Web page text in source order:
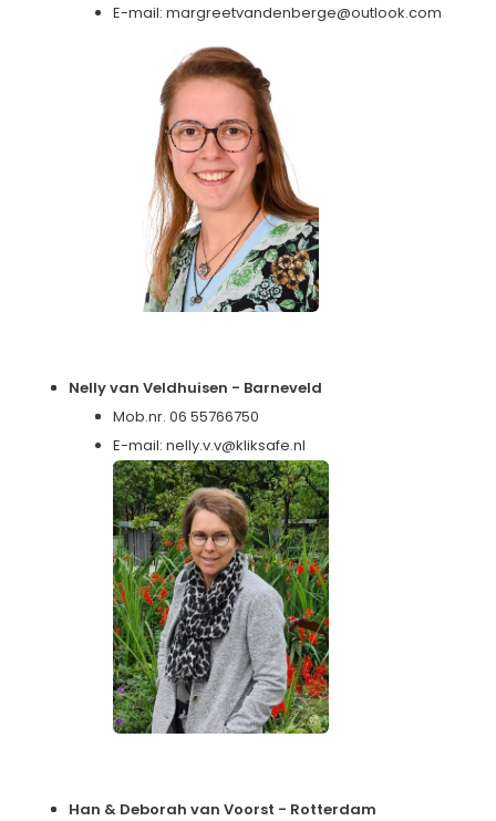
E-mail:margreetvandenberge@outlook.com
Nelly van Veldhuisen - Barneveld
Mob.nr. 06 55766750
E-mail:nelly.v.v@kliksafe.nl
Han & Deborah van Voorst - Rotterdam